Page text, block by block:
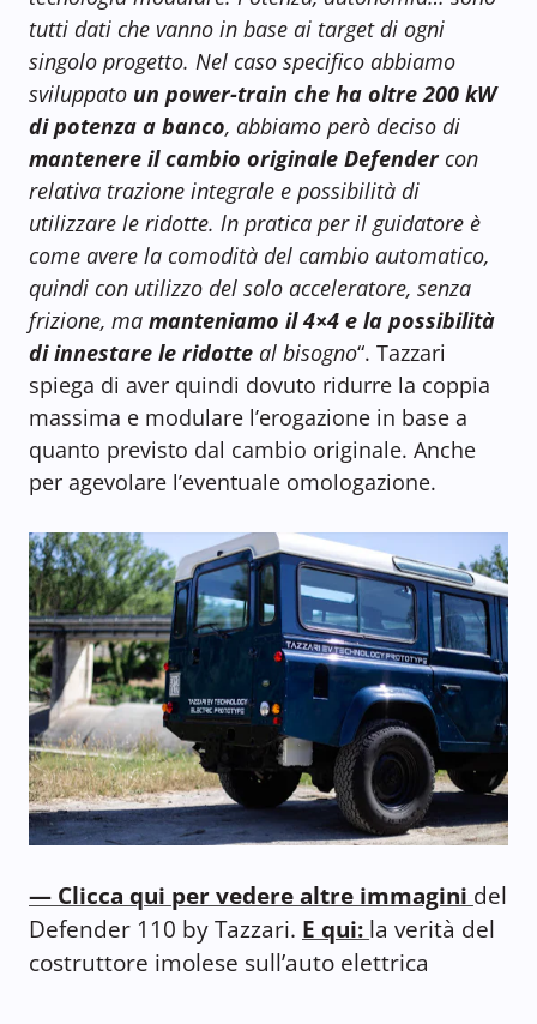
tutti dati che vanno in base ai target di ogni
singolo progetto. Nel caso specifico abbiamo
sviluppato un power-train che ha oltre 200 kW
di potenza a banco, abbiamo però deciso di
mantenere il cambio originale Defendercon
relativa trazione integrale e possibilità di
utilizzare le ridotte. ln pratica per il guidatore è
come avere la comodità del cambio automatico,
quindi con utilizzo del solo acceleratore, senza
frizione, ma manteniamo il 4×4 e la possibilità
di innestare le ridotte al bisogno“. Tazzari
spiega di aver quindi dovuto ridurre la coppia
massima e modulare l’erogazione in base a
quanto previsto dal cambio originale. Anche
per agevolare l’eventuale omologazione.
— Clicca qui per vedere altre immagini del
Defender 110 by Tazzari. E qui: la verità del
costruttore imolese sull’auto elettrica